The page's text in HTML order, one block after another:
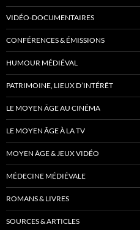
VIDÉO-DOCUMENTAIRES
CONFÉRENCES & ÉMISSIONS
HUMOUR MÉDIÉVAL
PATRIMOINE, LIEUX D’INTÉRÊT
LE MOYEN ÂGE AU CINÉMA
LE MOYEN ÂGE À LA TV
MOYEN ÂGE & JEUX VIDÉO
MÉDECINE MÉDIÉVALE
ROMANS & LIVRES
SOURCES & ARTICLES